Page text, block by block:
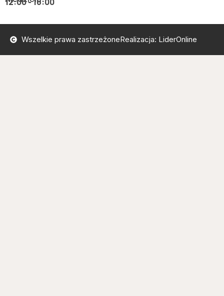
Wszelkie prawa zastrzeżoneRealizacja: LiderOnline